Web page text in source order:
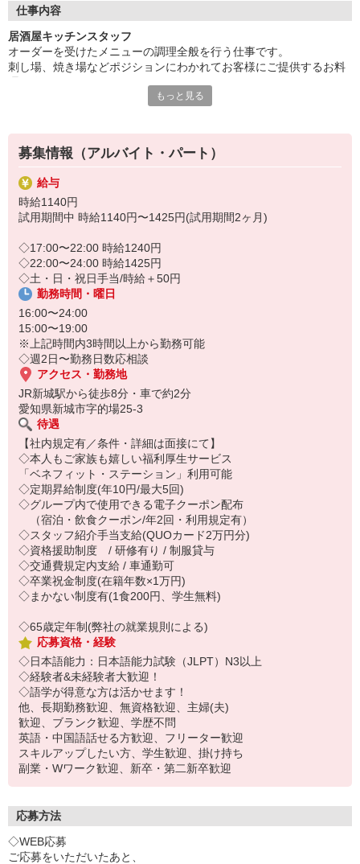
の良いホテルを心がけております。
仕事内容
居酒屋キッチンスタッフ
オーダーを受けたメニューの調理全般を行う仕事です。
刺し場、焼き場などポジションにわかれてお客様にご提供するお料
もっと見る
募集情報（アルバイト・パート）
給与
時給1140円
試用期間中 時給1140円〜1425円(試用期間2ヶ月)
◇17:00〜22:00 時給1240円
◇22:00〜24:00 時給1425円
◇土・日・祝日手当/時給＋50円
勤務時間・曜日
16:00〜24:00
15:00〜19:00
※上記時間内3時間以上から勤務可能
◇週2日〜勤務日数応相談
アクセス・勤務地
JR新城駅から徒歩8分・車で約2分
愛知県新城市字的場25-3
待遇
【社内規定有／条件・詳細は面接にて】
◇本人もご家族も嬉しい福利厚生サービス
「ベネフィット・ステーション」利用可能
◇定期昇給制度(年10円/最大5回)
◇グループ内で使用できる電子クーポン配布
（宿泊・飲食クーポン/年2回・利用規定有）
◇スタッフ紹介手当支給(QUOカード2万円分)
◇資格援助制度 / 研修有り / 制服貸与
◇交通費規定内支給 / 車通勤可
◇卒業祝金制度(在籍年数×1万円)
◇まかない制度有(1食200円、学生無料)
◇65歳定年制(弊社の就業規則による)
応募資格・経験
◇日本語能力：日本語能力試験（JLPT）N3以上
◇経験者&未経験者大歓迎！
◇語学が得意な方は活かせます！
他、長期勤務歓迎、無資格歓迎、主婦(夫)
歓迎、ブランク歓迎、学歴不問
英語・中国語話せる方歓迎、フリーター歓迎
スキルアップしたい方、学生歓迎、掛け持ち
副業・Wワーク歓迎、新卒・第二新卒歓迎
応募方法
◇WEB応募
ご応募をいただいたあと、